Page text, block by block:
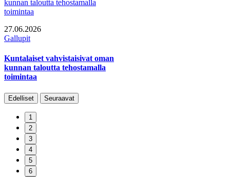
27.06.2026
Gallupit
Kuntalaiset vahvistaisivat oman
kunnan taloutta tehostamalla
toimintaa
Edelliset Seuraavat
1
2
3
4
5
6